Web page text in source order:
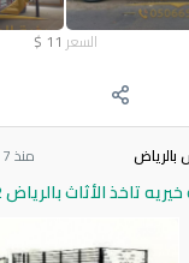
السعر 11
$
منذ 7 ساعات
الأثاث بالرياض 0532025702